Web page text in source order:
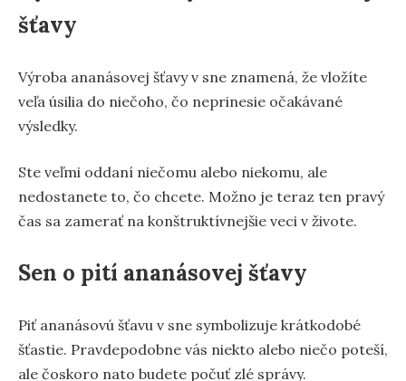
šťavy
Výroba ananásovej šťavy v sne znamená, že vložíte
veľa úsilia do niečoho, čo neprinesie očakávané
výsledky.
Ste veľmi oddaní niečomu alebo niekomu, ale
nedostanete to, čo chcete. Možno je teraz ten pravý
čas sa zamerať na konštruktívnejšie veci v živote.
Sen o pití ananásovej šťavy
Piť ananásovú šťavu v sne symbolizuje krátkodobé
šťastie. Pravdepodobne vás niekto alebo niečo poteší,
ale čoskoro nato budete počuť zlé správy.